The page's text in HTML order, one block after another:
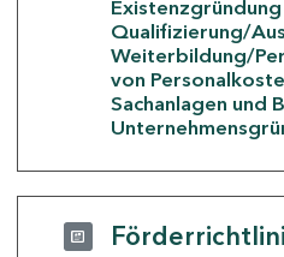
Existenzgründung
Qualifizierung/
Weiterbildung/
von
Sachanlagen und